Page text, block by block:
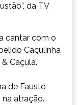
da TV
cantar com o
Caçulinha
Caçula’.
de Fausto
atração.